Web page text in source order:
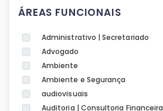
ÁREAS FUNCIONAIS
Administrativo | Secretariado
Advogado
Ambiente
Ambiente e Segurança
audiovisuais
Auditoria | Consultoria Financeira